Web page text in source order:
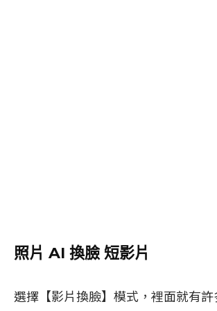
照片 AI 換臉 短影片
選擇【影片換臉】模式，裡面就有